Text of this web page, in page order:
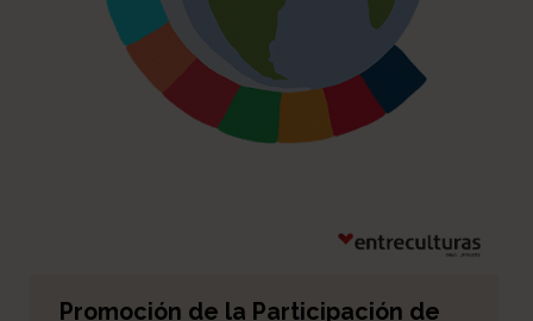
Promoción de la Participación de